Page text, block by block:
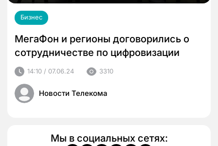
Бизнес
МегаФон и регионы договорились о
сотрудничестве по цифровизации
14:10 / 07.06.24 3310
Новости Телекома
Мы в социальных сетях: